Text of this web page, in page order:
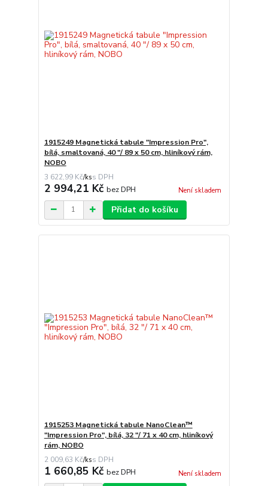
1915249 Magnetická tabule "Impression Pro",
bílá, smaltovaná, 40 "/ 89 x 50 cm, hliníkový rám,
NOBO
3 622,99 Kč/ks
2 994,21 Kč bez DPH Není skladem
Přidat do košíku
1915253 Magnetická tabule NanoClean™
"Impression Pro", bílá, 32 "/ 71 x 40 cm, hliníkový
rám, NOBO
2 009,63 Kč/ks
1 660,85 Kč bez DPH Není skladem